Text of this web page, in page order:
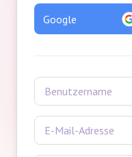
Google